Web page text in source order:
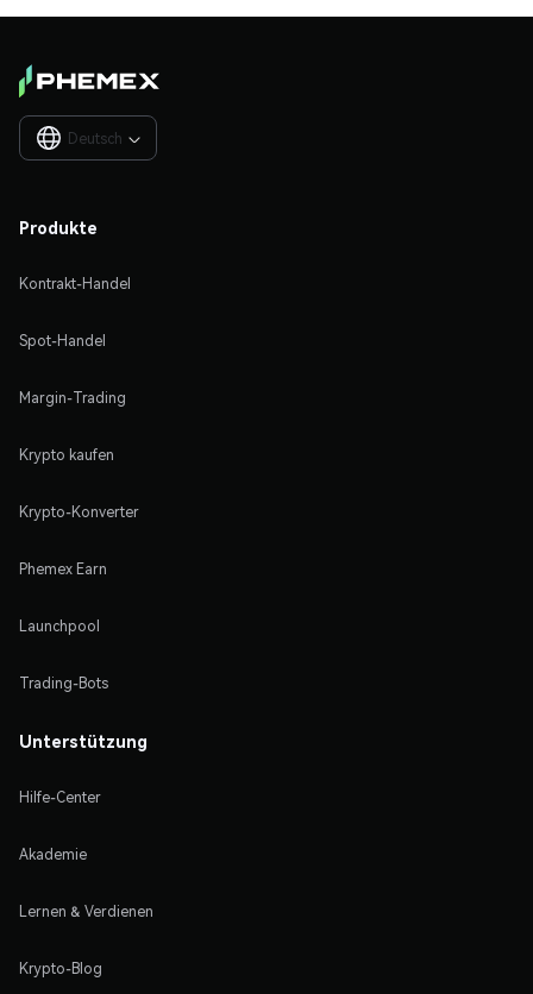
Deutsch 
Produkte
Kontrakt-Handel
Spot-Handel
Margin-Trading
Krypto kaufen
Krypto-Konverter
Phemex Earn
Launchpool
Trading-Bots
Unterstützung
Hilfe-Center
Akademie
Lernen & Verdienen
Krypto-Blog